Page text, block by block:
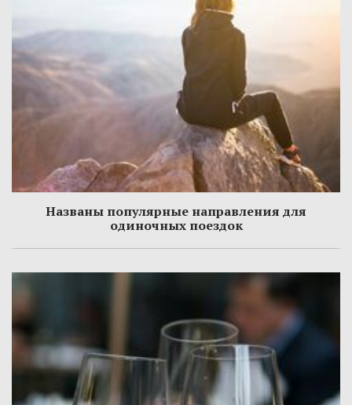
Названы популярные направления для
одиночных поездок